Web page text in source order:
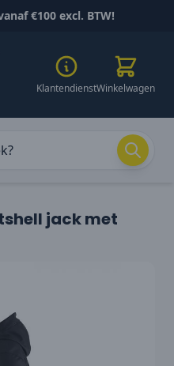
€100 excl. BTW!
KlantendienstWinkelwagen
jack met